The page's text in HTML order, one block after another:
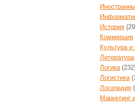
История
Коммерция
Культура и
Литература
Логика
Логистика
Логопедия
Маркетинг